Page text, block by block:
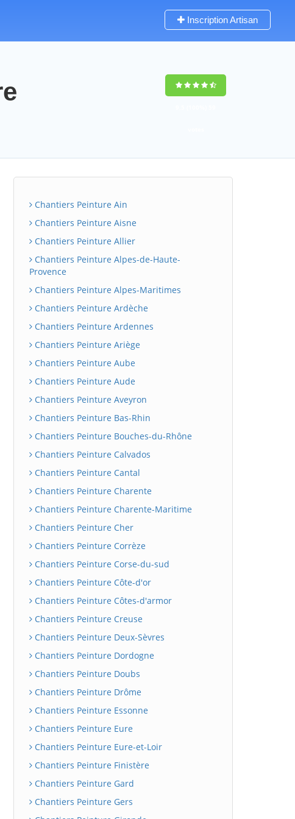
Inscription Artisan
Chantiers Peinture Ain
Chantiers Peinture Aisne
Chantiers Peinture Allier
Chantiers Peinture Alpes-de-Haute-
Provence
Chantiers Peinture Alpes-Maritimes
Chantiers Peinture Ardèche
Chantiers Peinture Ardennes
Chantiers Peinture Ariège
Chantiers Peinture Aube
Chantiers Peinture Aude
Chantiers Peinture Aveyron
Chantiers Peinture Bas-Rhin
Chantiers Peinture Bouches-du-Rhône
Chantiers Peinture Calvados
Chantiers Peinture Cantal
Chantiers Peinture Charente
Chantiers Peinture Charente-Maritime
Chantiers Peinture Cher
Chantiers Peinture Corrèze
Chantiers Peinture Corse-du-sud
Chantiers Peinture Côte-d'or
Chantiers Peinture Côtes-d'armor
Chantiers Peinture Creuse
Chantiers Peinture Deux-Sèvres
Chantiers Peinture Dordogne
Chantiers Peinture Doubs
Chantiers Peinture Drôme
Chantiers Peinture Essonne
Chantiers Peinture Eure
Chantiers Peinture Eure-et-Loir
Chantiers Peinture Finistère
Chantiers Peinture Gard
Chantiers Peinture Gers